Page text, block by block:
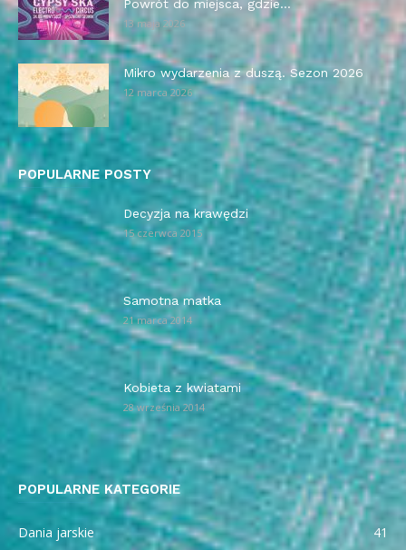
Powrót do miejsca, gdzie...
13 maja 2026
Mikro wydarzenia z duszą. Sezon 2026
12 marca 2026
POPULARNE POSTY
Decyzja na krawędzi
15 czerwca 2015
Samotna matka
21 marca 2014
Kobieta z kwiatami
28 września 2014
POPULARNE KATEGORIE
Dania jarskie
41